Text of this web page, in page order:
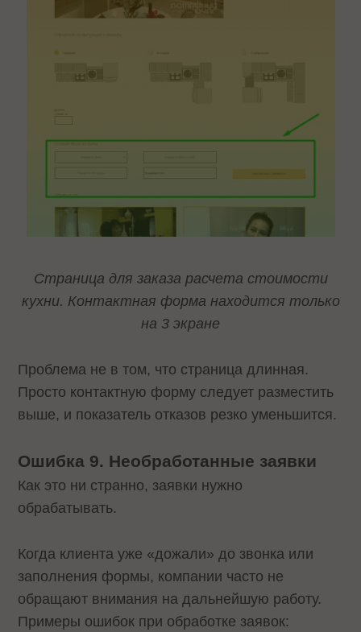
Страница для заказа расчета стоимости
кухни. Контактная форма находится только
на 3 экране
Проблема не в том, что страница длинная.
Просто контактную форму следует разместить
выше, и показатель отказов резко уменьшится.
Ошибка 9. Необработанные заявки
Как это ни странно, заявки нужно
обрабатывать.
Когда клиента уже «дожали» до звонка или
заполнения формы, компании часто не
обращают внимания на дальнейшую работу.
Примеры ошибок при обработке заявок: